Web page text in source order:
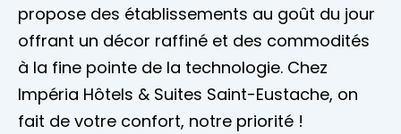
propose des établissements au goût du jour
offrant un décor raffiné et des commodités
à la fine pointe de la technologie. Chez
Impéria Hôtels & Suites Saint-Eustache, on
fait de votre confort, notre priorité !